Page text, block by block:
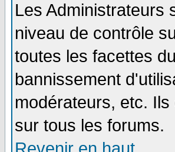
Les Administrateurs
niveau de contrôle
toutes les facettes
bannissement
modérateurs, etc.
sur tous les forums.